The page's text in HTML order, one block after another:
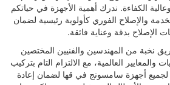
الكفاءة. ندرك أهمية الأجهزة في حياتكم
والإصلاح الفوري كأولوية رئيسية لضمان
الإصلاح بدقة وعناية فائقة.
نخبة من المهندسين والفنيين المختصين
والمعايير العالمية، مع الالتزام التام بتركيب
لجميع أجهزة سامسونج في قها لضمان إعادة